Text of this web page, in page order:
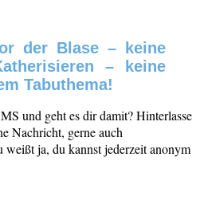
der Blase – keine
– keine
Tabuthema!
und geht es dir damit? Hinterlasse
Nachricht, gerne auch
ja, du kannst jederzeit anonym